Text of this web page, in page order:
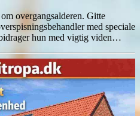
overgangsalderen. Gitte
med speciale
hun med vigtig viden…